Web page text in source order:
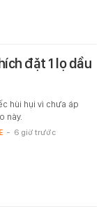
đặt 1 lọ dầu
hùi hụi vì chưa áp
này.
- 6 giờ trước